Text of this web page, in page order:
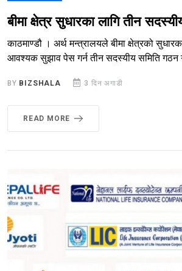
बीमा क्षेत्र सुधारका लागि तीन
काठमाण्डौ । अर्थ मन्त्रालयले बीमा क्षेत्रको
आवश्यक सुझाव पेस गर्न तीन सदस्यीय समिति गठन
BY BIZSHALA 3 दिन अगाडी
READ MORE